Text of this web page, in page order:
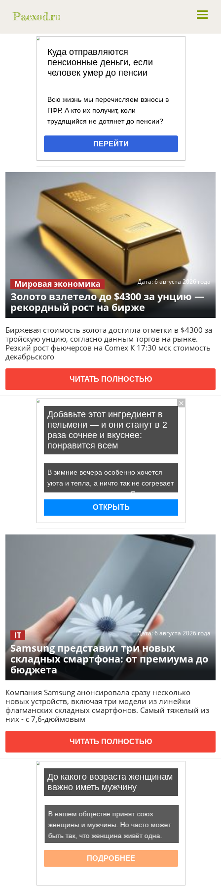
Золото взлетело до $4300 за унцию —
рекордный рост на бирже
Дата:6 августа 2026 года
Мировая экономика
Биржевая стоимость золота достигла отметки в $4300 за
тройскую унцию, согласно данным торгов на рынке.
Резкий рост фьючерсов на Comex К 17:30 мск стоимость
декабрьского
ЧИТАТЬ ПОЛНОСТЬЮ
Samsung представил три новых
складных смартфона: от премиума до
бюджета
Дата:6 августа 2026 года
IT
Компания Samsung анонсировала сразу несколько
новых устройств, включая три модели из линейки
флагманских складных смартфонов. Самый тяжелый из
них - с 7,6-дюймовым
ЧИТАТЬ ПОЛНОСТЬЮ